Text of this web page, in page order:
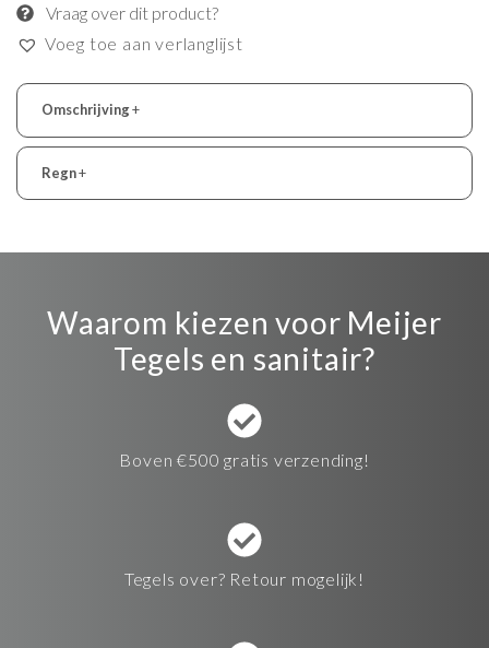
Vraag over dit product?
Voeg toe aan verlanglijst
Omschrijving+
Regn+
Waarom kiezen voor Meijer
Tegels en sanitair?
Boven €500 gratis verzending!
Tegels over? Retour mogelijk!